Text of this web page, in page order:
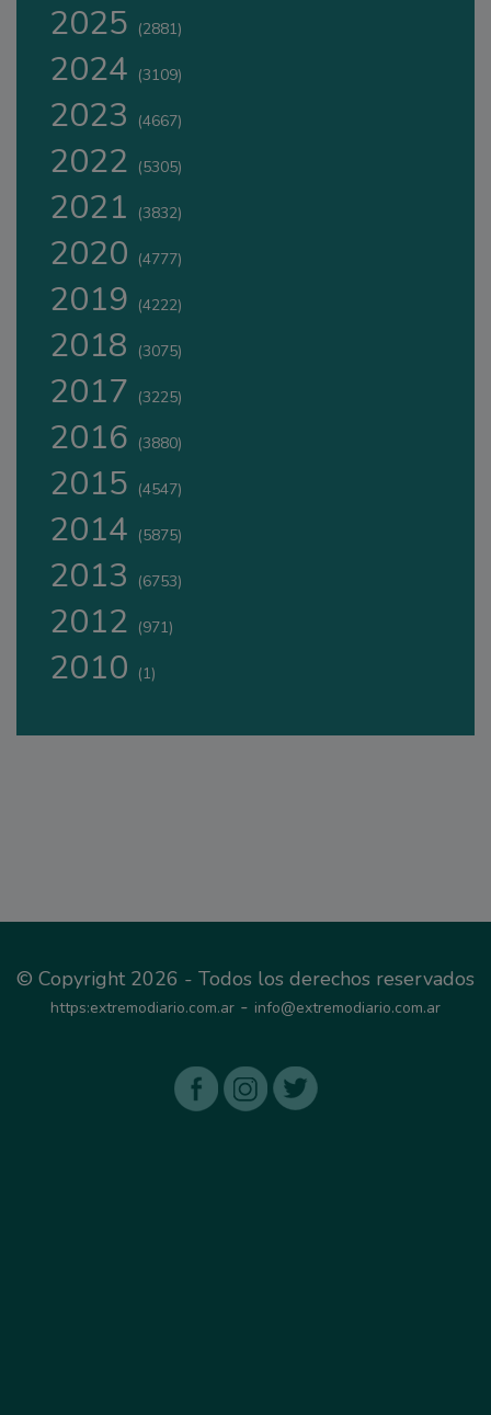
2025 (2881)
2024 (3109)
2023 (4667)
2022 (5305)
2021 (3832)
2020 (4777)
2019 (4222)
2018 (3075)
2017 (3225)
2016 (3880)
2015 (4547)
2014 (5875)
2013 (6753)
2012 (971)
2010 (1)
© Copyright 2026 - Todos los derechos reservados
https:extremodiario.com.ar - info@extremodiario.com.ar